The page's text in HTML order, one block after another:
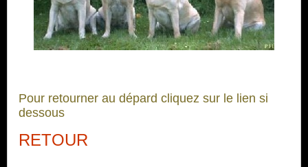
Pour retourner au dépard cliquez sur le lien si
dessous
RETOUR